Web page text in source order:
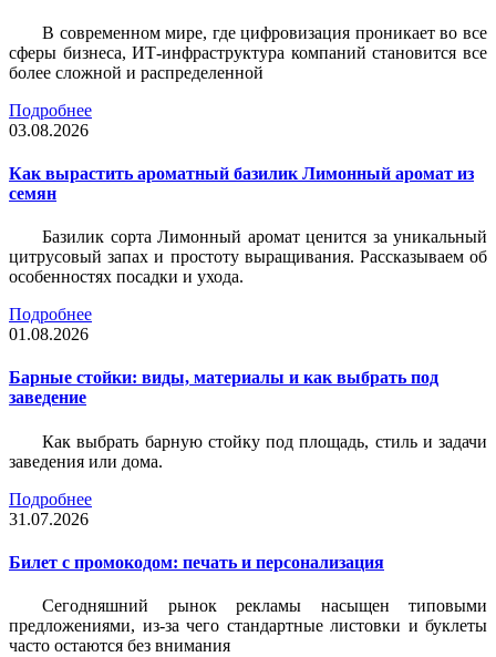
В современном мире, где цифровизация проникает во все
сферы бизнеса, ИТ-инфраструктура компаний становится все
более сложной и распределенной
Подробнее
03.08.2026
Как вырастить ароматный базилик Лимонный аромат из
семян
Базилик сорта Лимонный аромат ценится за уникальный
цитрусовый запах и простоту выращивания. Рассказываем об
особенностях посадки и ухода.
Подробнее
01.08.2026
Барные стойки: виды, материалы и как выбрать под
заведение
Как выбрать барную стойку под площадь, стиль и задачи
заведения или дома.
Подробнее
31.07.2026
Билет c промокодом: печать и персонализация
Сегодняшний рынок рекламы насыщен типовыми
предложениями, из-за чего стандартные листовки и буклеты
часто остаются без внимания